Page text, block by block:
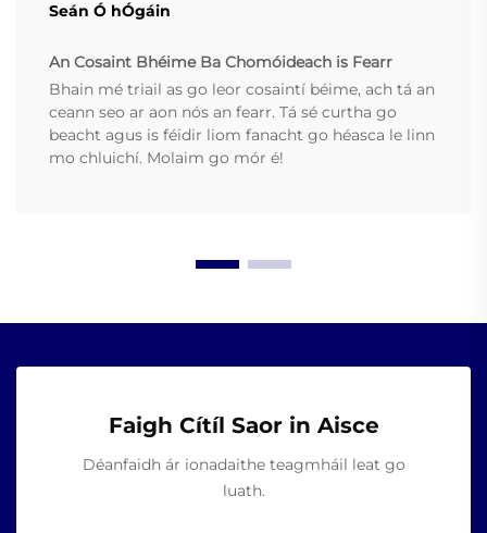
Seán Ó hÓgáin
An Cosaint Bhéime Ba Chomóideach is Fearr
Bhain mé triail as go leor cosaintí béime, ach tá an
ceann seo ar aon nós an fearr. Tá sé curtha go
beacht agus is féidir liom fanacht go héasca le linn
mo chluichí. Molaim go mór é!
Faigh Cítíl Saor in Aisce
Déanfaidh ár ionadaithe teagmháil leat go
luath.